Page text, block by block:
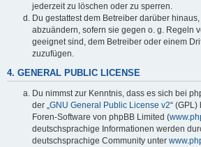
jederzeit zu löschen oder zu sperren.
Du gestattest dem Betreiber darüber
abzuändern, sofern sie gegen o. g. Regeln
geeignet sind, dem Betreiber oder einem
zuzufügen.
4. GENERAL PUBLIC LICENSE
Du nimmst zur Kenntnis, dass es sich bei
der „GNU General Public License v2“
Foren-Software von phpBB Limited (
deutschsprachige Informationen werden
deutschsprachige Community unter